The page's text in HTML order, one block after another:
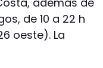
de 10 a 22 h
oeste). La